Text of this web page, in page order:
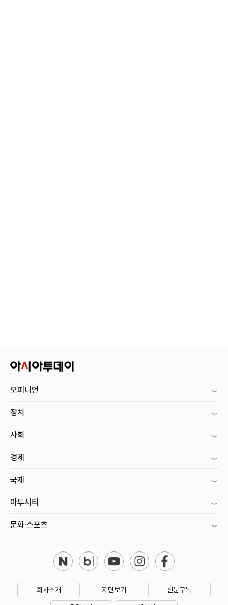
오피니언
정치
사회
경제
국제
아투시티
문화·스포츠
회사소개 지면보기 신문구독